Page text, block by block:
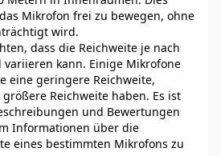
Mikrofon frei zu bewegen, ohne
wird.
dass die Reichweite je nach
kann. Einige Mikrofone
eine geringere Reichweite,
Reichweite haben. Es ist
und Bewertungen
Informationen über die
eines bestimmten Mikrofons zu